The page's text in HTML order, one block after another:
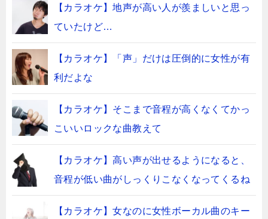
【カラオケ】地声が高い人が羨ましいと思っ
ていたけど…
【カラオケ】「声」だけは圧倒的に女性が有
利だよな
【カラオケ】そこまで音程が高くなくてかっ
こいいロックな曲教えて
【カラオケ】高い声が出せるようになると、
音程が低い曲がしっくりこなくなってくるね
【カラオケ】女なのに女性ボーカル曲のキー